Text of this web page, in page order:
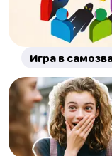
Игра в